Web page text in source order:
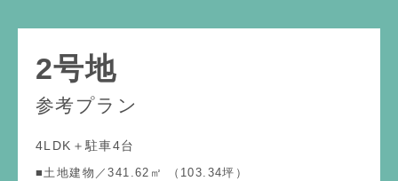
2号地
参考プラン
4LDK＋駐車4台
■土地建物／341.62㎡ （103.34坪）